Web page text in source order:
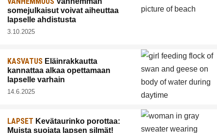
somejulkaisut voivat aiheuttaa
lapselle ahdistusta
3.10.2025
KASVATUS Eläinrakkautta
kannattaa alkaa opettamaan
lapselle varhain
14.6.2025
LAPSET Kevätaurinko porottaa:
Muista suojata lapsen silmät!